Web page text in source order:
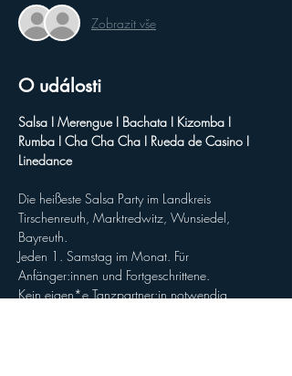
Zobrazit vše
O události
Salsa I Merengue I Bachata I Kizomba I
Rumba I Cha Cha Cha I Rueda de Casino I
Linedance
Die heißeste Salsa Party im Landkreis
Tirschenreuth, Marktredwitz, Wunsiedel,
Bayreuth.
Jeden 1. Samstag im Monat. Für
Anfänger:innen und Fortgeschrittene.
Kein eigen*e Tanzpartner:in notwendig.